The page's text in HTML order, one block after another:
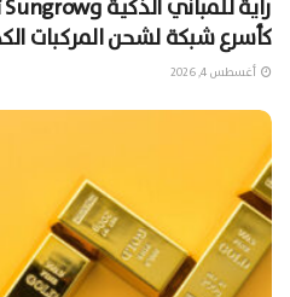
كأسرع شبكة لشحن المركبات
أغسطس 4, 2026